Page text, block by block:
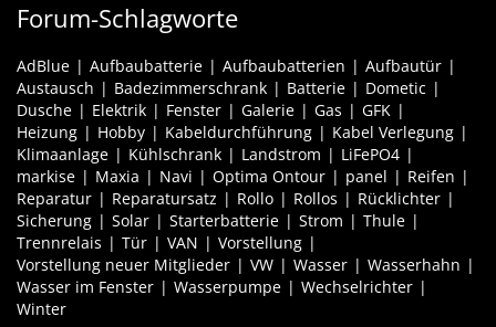
Forum-Schlagworte
AdBlue Aufbaubatterie Aufbaubatterien
Aufbautür
Austausch
Badezimmerschrank Batterie
Dometic
Dusche
Elektrik Fenster Galerie Gas
GFK
Heizung
Hobby Kabeldurchführung
Kabel Verlegung
Klimaanlage
Kühlschrank Landstrom
LiFePO4
markise
Maxia Navi Optima Ontour panel
Reifen
Reparatur
Reparatursatz Rollo Rollos
Rücklichter
Sicherung
Solar Starterbatterie Strom
Thule
Trennrelais
Tür VAN
Vorstellung
Vorstellung neuer Mitglieder
VW Wasser
Wasserhahn
Wasser im Fenster
Wasserpumpe
Wechselrichter
Winter